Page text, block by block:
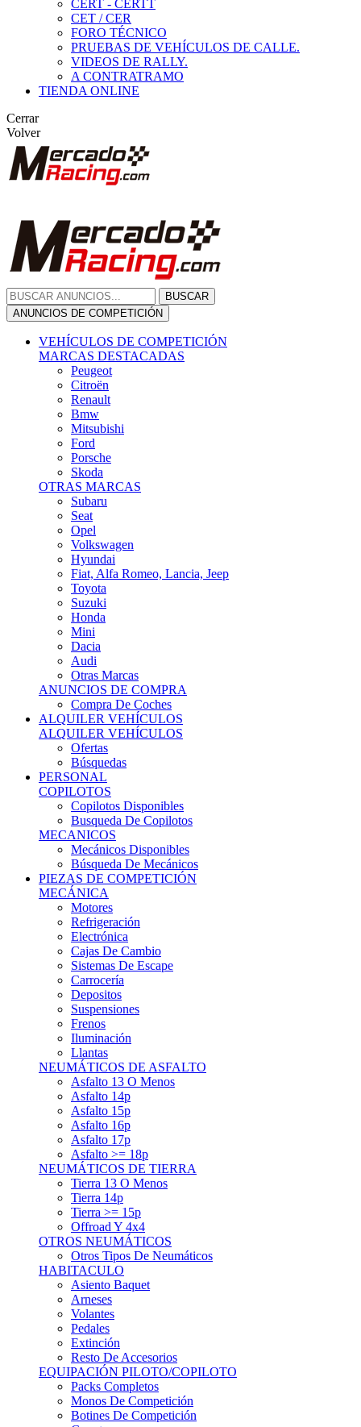
CERT - CERTT
CET / CER
FORO TÉCNICO
PRUEBAS DE VEHÍCULOS DE CALLE.
VIDEOS DE RALLY.
A CONTRATRAMO
TIENDA ONLINE
Cerrar
Volver
BUSCAR
ANUNCIOS DE COMPETICIÓN
VEHÍCULOS DE COMPETICIÓN
MARCAS DESTACADAS
Peugeot
Citroën
Renault
Bmw
Mitsubishi
Ford
Porsche
Skoda
OTRAS MARCAS
Subaru
Seat
Opel
Volkswagen
Hyundai
Fiat, Alfa Romeo, Lancia, Jeep
Toyota
Suzuki
Honda
Mini
Dacia
Audi
Otras Marcas
ANUNCIOS DE COMPRA
Compra De Coches
ALQUILER VEHÍCULOS
ALQUILER VEHÍCULOS
Ofertas
Búsquedas
PERSONAL
COPILOTOS
Copilotos Disponibles
Busqueda De Copilotos
MECANICOS
Mecánicos Disponibles
Búsqueda De Mecánicos
PIEZAS DE COMPETICIÓN
MECÁNICA
Motores
Refrigeración
Electrónica
Cajas De Cambio
Sistemas De Escape
Carrocería
Depositos
Suspensiones
Frenos
Iluminación
Llantas
NEUMÁTICOS DE ASFALTO
Asfalto 13 O Menos
Asfalto 14p
Asfalto 15p
Asfalto 16p
Asfalto 17p
Asfalto >= 18p
NEUMÁTICOS DE TIERRA
Tierra 13 O Menos
Tierra 14p
Tierra >= 15p
Offroad Y 4x4
OTROS NEUMÁTICOS
Otros Tipos De Neumáticos
HABITACULO
Asiento Baquet
Arneses
Volantes
Pedales
Extinción
Resto De Accesorios
EQUIPACIÓN PILOTO/COPILOTO
Packs Completos
Monos De Competición
Botines De Competición
Guantes
Ropa Interior